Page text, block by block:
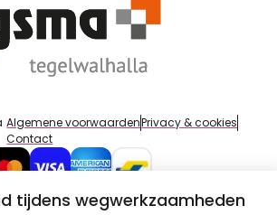
Algemene voorwaardenPrivacy & cookies
Contact
tijdens wegwerkzaamheden